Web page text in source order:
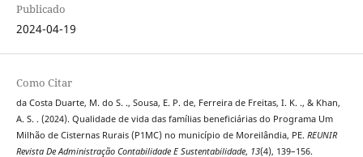
Publicado
2024-04-19
Como Citar
da Costa Duarte, M. do S. ., Sousa, E. P. de, Ferreira de Freitas, I. K. ., & Khan,
A. S. . (2024). Qualidade de vida das famílias beneficiárias do Programa Um
Milhão de Cisternas Rurais (P1MC) no município de Moreilândia, PE. REUNIR
Revista De Administração Contabilidade E Sustentabilidade, 13(4), 139–156.